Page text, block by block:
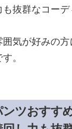
抜群なコーデ
気が好みの
。
ツおすす